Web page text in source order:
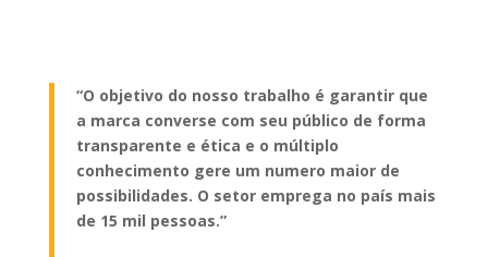
“O objetivo do nosso trabalho é garantir que
a marca converse com seu público de forma
transparente e ética e o múltiplo
conhecimento gere um numero maior de
possibilidades. O setor emprega no país mais
de 15 mil pessoas.”